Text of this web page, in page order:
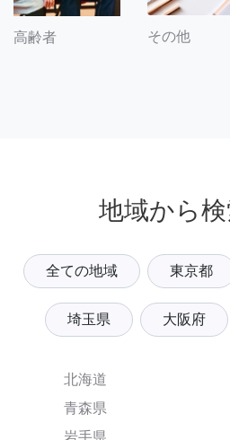
高齢者 その他
地域から
全ての地域 東京都
埼玉県 大阪府
北海道
青森県
岩手県